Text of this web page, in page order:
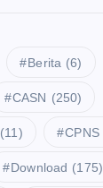
Berita (6)
CASN (250)
(11) CPNS
Download (175)